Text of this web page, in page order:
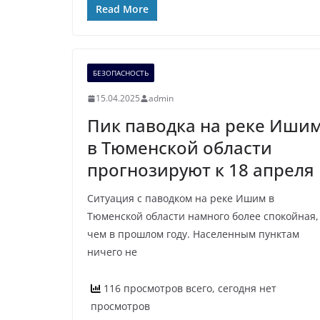
Read More
БЕЗОПАСНОСТЬ
15.04.2025 admin
Пик паводка на реке
в Тюменской области
прогнозируют к 18 апреля
Ситуация с паводком на реке Ишим в
Тюменской области намного более спокойная,
чем в прошлом году. Населенным пунктам
ничего не
116 просмотров всего, сегодня нет
просмотров